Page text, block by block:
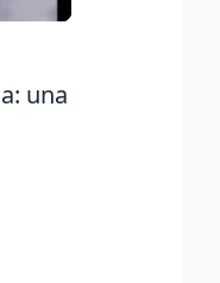
una